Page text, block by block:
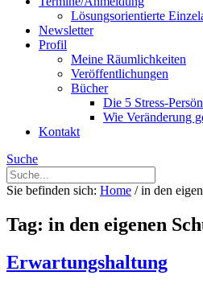
Lösungsorientierte
Newsletter
Profil
Meine Räumlichkeiten
Veröffentlichungen
Bücher
Die 5 Stress-
Wie Veränderung
Kontakt
Suche
Sie befinden sich: Home / in den
Tag: in den eigenen
Erwartungshaltung